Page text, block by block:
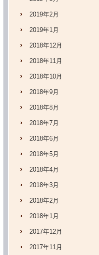
2019年2月
2019年1月
2018年12月
2018年11月
2018年10月
2018年9月
2018年8月
2018年7月
2018年6月
2018年5月
2018年4月
2018年3月
2018年2月
2018年1月
2017年12月
2017年11月